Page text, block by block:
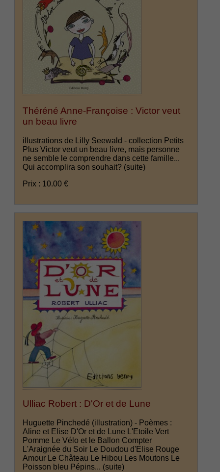
Théréné Anne-Françoise : Victor veut
un beau livre
illustrations de Lilly Seewald - collection Petits
Plus Victor veut un beau livre, mais personne
ne semble le comprendre dans cette famille...
Qui accomplira son souhait? (suite)
Prix : 10.00 €
Ulliac Robert : D'Or et de Lune
Huguette Pinchedé (illustration) - Poèmes :
Aline et Elise D'Or et de Lune L'Etoile Vert
Pomme Le Vélo et le Ballon Compter
L'Araignée du Soir Le Doudou d'Elise Rouge
Amour Le Château Le Hibou Les Moutons Le
Poisson bleu Pépins... (suite)